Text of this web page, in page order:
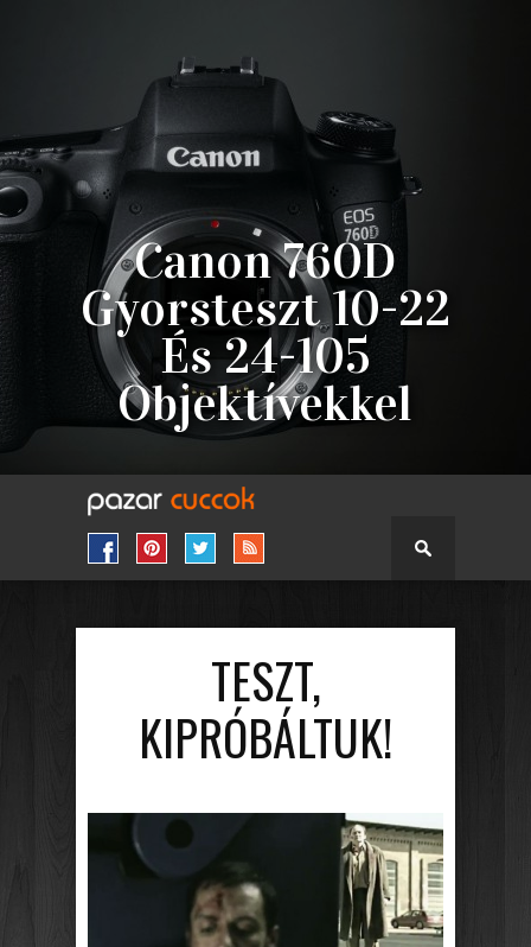
Canon 760D
Gyorsteszt 10-22
És 24-105
Objektívekkel
TESZT,
KIPRÓBÁLTUK!